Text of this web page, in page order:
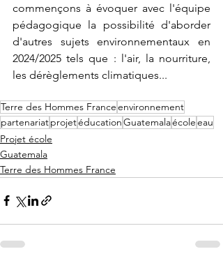
commençons à évoquer avec l'équipe
pédagogique la possibilité d'aborder
d'autres sujets environnementaux en
2024/2025 tels que : l'air, la nourriture,
les dérèglements climatiques...
Terre des Hommes Franceenvironnement
partenariatprojetéducationGuatemalaécoleeau
Projet école
Guatemala
Terre des Hommes France